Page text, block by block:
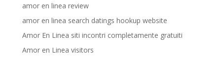
amor en linea review
amor en linea search datings hookup website
Amor En Linea siti incontri completamente gratuiti
Amor en Linea visitors